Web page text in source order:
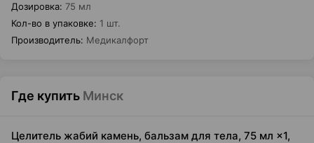
Дозировка: 75 мл
Кол-во в упаковке: 1 шт.
Производитель: Медикалфорт
Где купить Минск
Целитель жабий камень, бальзам для тела, 75 мл ×1,